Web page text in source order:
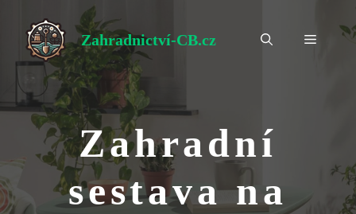
obsah
Zahradnictví-CB.cz Menu
Zahradní
sestava na